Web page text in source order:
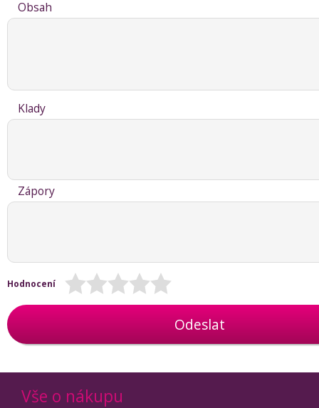
Obsah
Klady
Zápory
Hodnocení
Odeslat
Vše o nákupu